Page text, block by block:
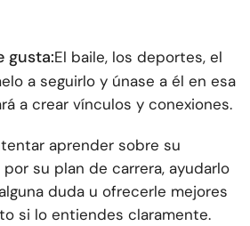
gusta:El baile, los deportes, el
a seguirlo y únase a él en esa
a crear vínculos y conexiones.
aprender sobre su
su plan de carrera, ayudarlo
duda u ofrecerle mejores
si lo entiendes claramente.